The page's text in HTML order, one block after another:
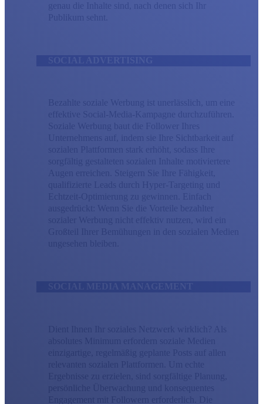
genau die Inhalte sind, nach denen sich Ihr
Publikum sehnt.
Bezahlte soziale Werbung ist unerlässlich, um eine
effektive Social-Media-Kampagne durchzuführen.
Soziale Werbung baut die Follower Ihres
Unternehmens auf, indem sie Ihre Sichtbarkeit auf
sozialen Plattformen stark erhöht, sodass Ihre